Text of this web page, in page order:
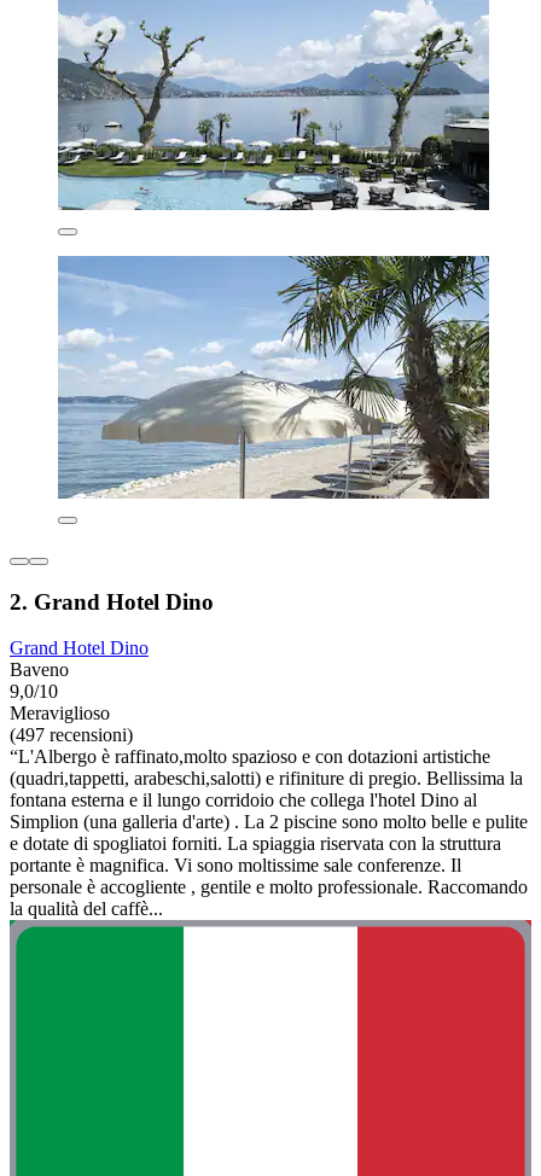
2. Grand Hotel Dino
Grand Hotel Dino
Baveno
9,0/10
Meraviglioso
(497 recensioni)
“L'Albergo è raffinato,molto spazioso e con dotazioni artistiche
(quadri,tappetti, arabeschi,salotti) e rifiniture di pregio. Bellissima la
fontana esterna e il lungo corridoio che collega l'hotel Dino al
Simplion (una galleria d'arte) . La 2 piscine sono molto belle e pulite
e dotate di spogliatoi forniti. La spiaggia riservata con la struttura
portante è magnifica. Vi sono moltissime sale conferenze. Il
personale è accogliente , gentile e molto professionale. Raccomando
la qualità del caffè...